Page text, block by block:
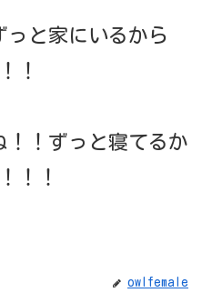
っと家にいるから
！
！！ずっと寝てるか
！！
owlfemale